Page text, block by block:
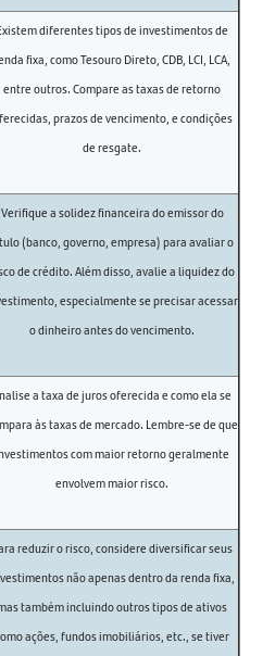
diferentes tipos de investimentos de
fixa, como Tesouro Direto, CDB, LCI, LCA,
entre outros. Compare as taxas de retorno
prazos de vencimento, e condições
de resgate.
Verifique a solidez financeira do emissor do
(banco, governo, empresa) para avaliar o
de crédito. Além disso, avalie a liquidez do
especialmente se precisar acessar
o dinheiro antes do vencimento.
a taxa de juros oferecida e como ela se
às taxas de mercado. Lembre-se de que
com maior retorno geralmente
envolvem maior risco.
reduzir o risco, considere diversificar seus
não apenas dentro da renda fixa,
também incluindo outros tipos de ativos
ações, fundos imobiliários, etc., se tiver